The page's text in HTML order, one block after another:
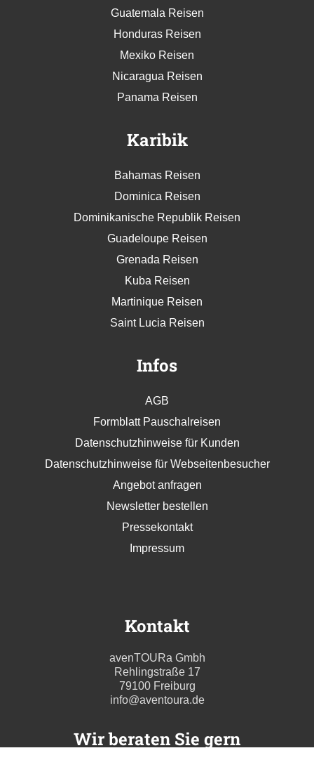
Guatemala Reisen
Honduras Reisen
Mexiko Reisen
Nicaragua Reisen
Panama Reisen
Karibik
Bahamas Reisen
Dominica Reisen
Dominikanische Republik Reisen
Guadeloupe Reisen
Grenada Reisen
Kuba Reisen
Martinique Reisen
Saint Lucia Reisen
Infos
AGB
Formblatt Pauschalreisen
Datenschutzhinweise für Kunden
Datenschutzhinweise für Webseitenbesucher
Angebot anfragen
Newsletter bestellen
Pressekontakt
Impressum
Kontakt
avenTOURa Gmbh
Rehlingstraße 17
79100 Freiburg
info@aventoura.de
Wir beraten Sie gern